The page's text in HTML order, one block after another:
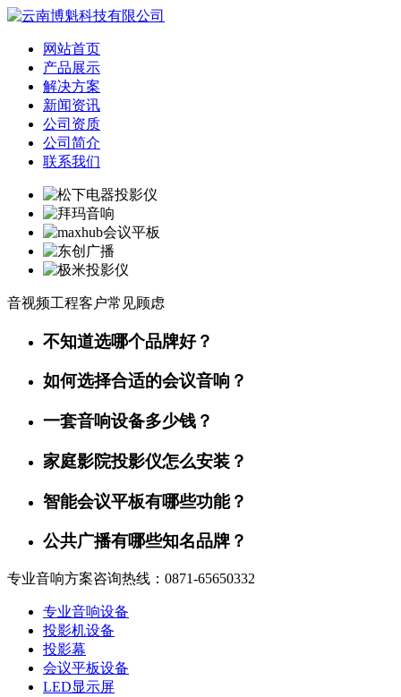
网站首页
产品展示
解决方案
新闻资讯
公司资质
公司简介
联系我们
音视频工程客户常见顾虑
不知道选哪个品牌好？
如何选择合适的会议音响？
一套音响设备多少钱？
家庭影院投影仪怎么安装？
智能会议平板有哪些功能？
公共广播有哪些知名品牌？
专业音响方案咨询热线：0871-65650332
专业音响设备
投影机设备
投影幕
会议平板设备
LED显示屏